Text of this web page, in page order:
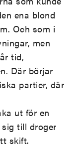
ena blond
Och som i
men
tid,
Där börjar
partier, där
ut för en
till droger
skift.